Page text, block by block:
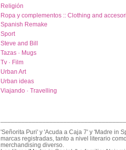
Religión
Ropa y complementos :: Clothing and
Spanish Remake
Sport
Steve and Bill
Tazas · Mugs
Tv · Film
Urban Art
Urban ideas
Viajando · Travelling
'Señorita Puri' y 'Acuda a Caja 7' y 'Madre in
marcas registradas, tanto a nivel literario
merchandising diverso.